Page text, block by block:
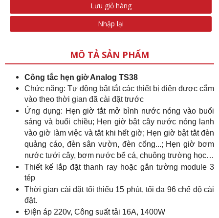
Lưu giỏ hàng
Nhập lại
MÔ TẢ SẢN PHẨM
Công tắc hẹn giờ Analog TS38
Chức năng: Tự động bật tắt các thiết bị điện được cắm
vào theo thời gian đã cài đặt trước
Ứng dụng: Hẹn giờ tắt mở bình nước nóng vào buổi
sáng và buổi chiều; Hẹn giờ bật cây nước nóng lạnh
vào giờ làm việc và tắt khi hết giờ; Hẹn giờ bật tắt đèn
quảng cáo, đèn sân vườn, đèn cổng...; Hẹn giờ bơm
nước tưới cây, bơm nước bể cá, chuông trường học…
Thiết kế lắp đặt thanh ray hoặc gắn tường module 3
tép
Thời gian cài đặt tối thiểu 15 phút, tối đa 96 chế độ cài
đặt.
Điện áp 220v, Công suất tải 16A, 1400W